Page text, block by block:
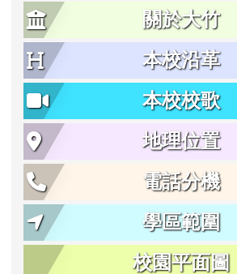
關於大竹
本校沿革
本校校歌
地理位置
電話分機
學區範圍
校園平面圖